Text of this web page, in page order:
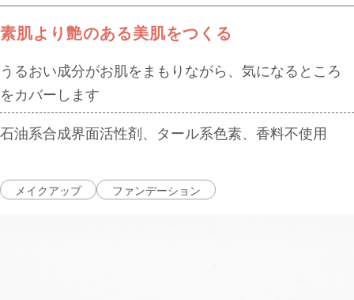
素肌より艶のある美肌をつくる
うるおい成分がお肌をまもりながら、気になるところ
をカバーします
石油系合成界面活性剤、タール系色素、香料不使用
メイクアップ ファンデーション